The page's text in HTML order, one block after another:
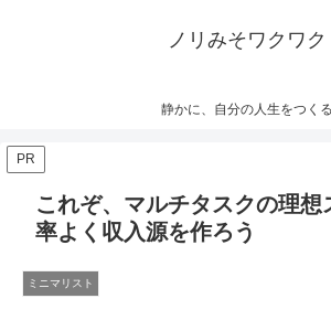
ノリみそワクワク
静かに、自分の人生をつくる
PR
これぞ、マルチタスクの理想
率よく収入源を作ろう
ミニマリスト